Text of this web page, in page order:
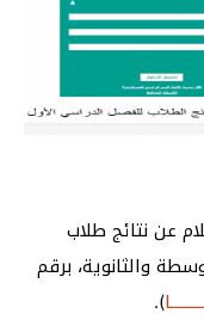
عن نتائج طلاب
والثانوية، برقم
).